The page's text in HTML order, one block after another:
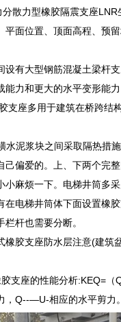
散力型橡胶隔震支座LNR
面位置、顶面高程、预
有大型钢筋混凝土梁杆
能力和更大的水平变形能
支座多用于建筑在桥跨
泥浆块之间采取隔热措
偏爱的。上、下两个完
麻烦一下。电梯井筒多
电梯井筒体下面设置橡
杆也需要分断。
胶支座防水层注意(建
支座的性能分析:KEQ=
，Q--―U-相应的水平剪力